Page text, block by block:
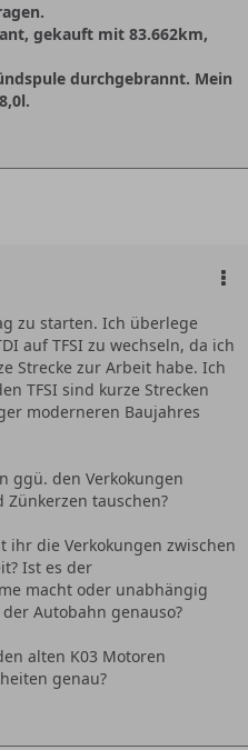
gekauft mit 83.662km,
durchgebrannt. Mein
zu starten. Ich überlege
auf TFSI zu wechseln, da ich
Strecke zur Arbeit habe. Ich
TFSI sind kurze Strecken
moderneren Baujahres
ggü. den Verkokungen
tauschen?
ihr die Verkokungen zwischen
Ist es der
macht oder unabhängig
Autobahn genauso?
alten K03 Motoren
genau?